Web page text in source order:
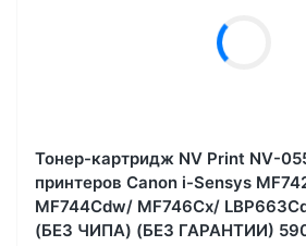
Тонер-картридж NV Print NV-
принтеров Canon i-Sensys
MF744Cdw/ MF746Cx/
(БЕЗ ЧИПА) (БЕЗ ГАРАНТИИ)